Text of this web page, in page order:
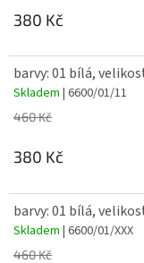
380 Kč
barvy: 01 bílá,
Skladem | 6600/01/11
460 Kč
380 Kč
barvy: 01 bílá,
Skladem | 6600/01/XXX
460 Kč